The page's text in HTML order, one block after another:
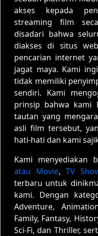
akses kepada
streaming film
disadari bahwa
diakses di situs
pencarian internet
jagat maya. Kami
tidak memiliki
sendiri. Kami
prinsip bahwa kami
tautan yang
asli film tersebut,
hati-hati dan kami
Kami menyediakan
atau Movie, TV
terbaru untuk
kami. Dengan
Adventure,
Family, Fantasy,
Sci-Fi, dan Thriller,